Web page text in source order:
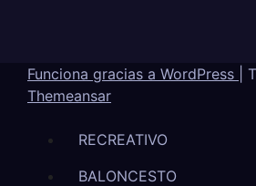
Funciona gracias a WordPress
Themeansar
RECREATIVO
BALONCESTO